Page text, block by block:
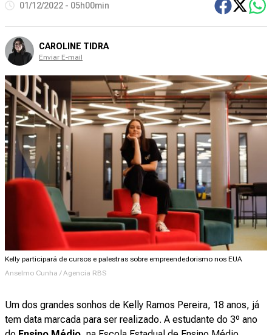
01/12/2022 - 05h00min
CAROLINE TIDRA
Enviar E-mail
Kelly participará de cursos e palestras sobre empreendedorismo nos EUA
Anselmo Cunha / Agencia RBS
Um dos grandes sonhos de Kelly Ramos Pereira, 18 anos, já
tem data marcada para ser realizado. A estudante do 3º ano